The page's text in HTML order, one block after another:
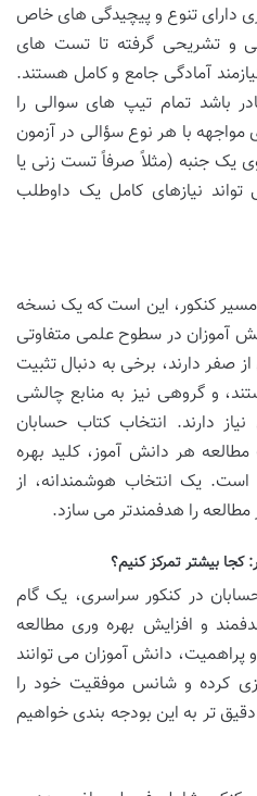
دارای تنوع و پیچیدگی های خاص
و تشریحی گرفته تا تست های
آمادگی جامع و کامل هستند.
باشد تمام تیپ های سوالی را
با هر نوع سؤالی در آزمون
یک جنبه (مثلاً صرفاً تست زنی یا
تواند نیازهای کامل یک داوطلب
کنکور، این است که یک نسخه
آموزان در سطوح علمی متفاوتی
از صفر دارند، برخی به دنبال تثبیت
و گروهی نیز به منابع چالشی
دارند. انتخاب کتاب حسابان
هر دانش آموز، کلید بهره
است. یک انتخاب هوشمندانه، از
را هدفمندتر می سازد.
بیشتر تمرکز کنیم؟
در کنکور سراسری، یک گام
و افزایش بهره وری مطالعه
دانش آموزان می توانند
کرده و شانس موفقیت خود را
تر به این بودجه بندی خواهیم